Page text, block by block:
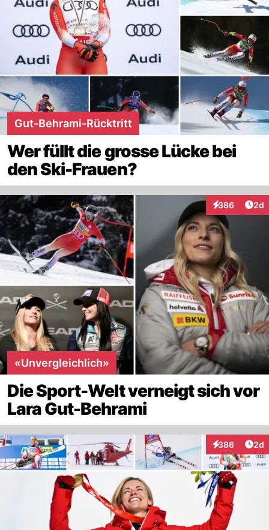
Gut-Behrami-Rücktritt
Wer füllt die grosse Lücke bei
den Ski-Frauen?
386
Interaktionen
2d
«Unvergleichlich»
Die Sport-Welt verneigt sich vor
Lara Gut-Behrami
386
Interaktionen
2d